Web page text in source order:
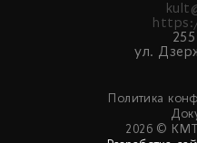
ул.
Политика
2026 ©